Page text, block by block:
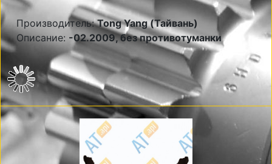
Производитель:Tong Yang (Тайвань)
Описание: -02.2009, без противотуманки